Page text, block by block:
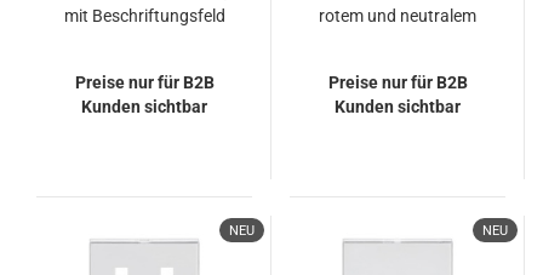
mit Beschriftungsfeld
Preise nur für B2B
Kunden sichtbar
rotem und neutralem
2CKA001582A0350
1573 CN-84
Preise nur für B2B
Kunden sichtbar
NEU NEU